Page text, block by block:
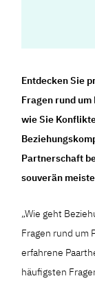
Entdecken Sie
Fragen rund
wie Sie
Partnerschaft
souverän
„Wie geht
Fragen rund um
erfahrene
häufigsten